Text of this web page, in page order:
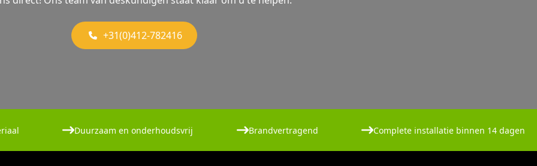
+31(0)412-782416
Duurzaam en onderhoudsvrij Brandvertragend Complete installatie binnen 14 dagen